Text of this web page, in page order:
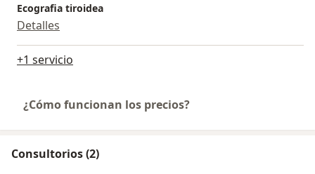
Ecografia tiroidea
Detalles
+1 servicio
¿Cómo funcionan los precios?
Consultorios (2)